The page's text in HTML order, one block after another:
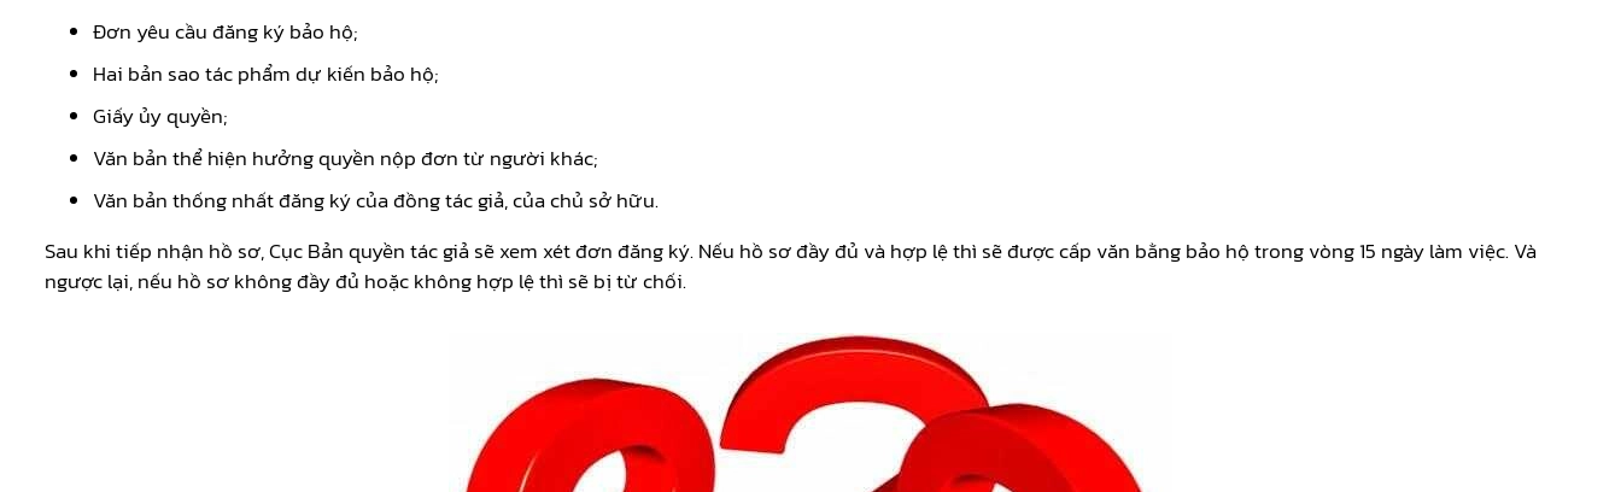
Đơn yêu cầu đăng ký bảo hộ;
Hai bản sao tác phẩm dự kiến bảo hộ;
Giấy ủy quyền;
Văn bản thể hiện hưởng quyền nộp đơn từ người khác;
Văn bản thống nhất đăng ký của đồng tác giả, của chủ sở hữu.
Sau khi tiếp nhận hồ sơ, Cục Bản quyền tác giả sẽ xem xét đơn đăng ký. Nếu hồ sơ đầy đủ và hợp lệ thì sẽ được cấp văn bằng bảo hộ trong vòng 15 ngày làm việc. Và
ngược lại, nếu hồ sơ không đầy đủ hoặc không hợp lệ thì sẽ bị từ chối.